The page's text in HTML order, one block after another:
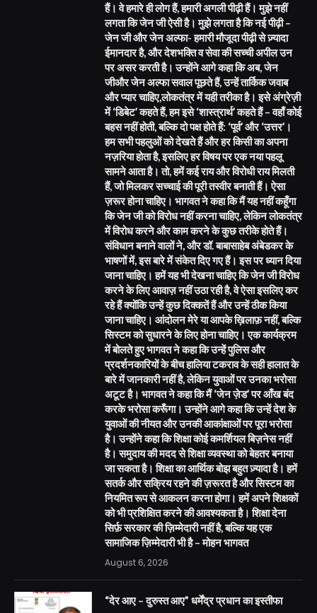
हैं। वे हमारे ही लोग हैं, हमारी अगली पीढ़ी हैं। मुझे नहीं
लगता कि जेन जी ऐसी है। मुझे लगता है कि नई पीढ़ी –
जेन जी और जेन अल्फा- हमारी मौजूदा पीढ़ी से ज़्यादा
ईमानदार है, और देशभक्ति व सेवा की सच्ची अपील उन
पर असर करती है। उन्होंने आगे कहा कि अब, जेन
जीऔर जेन अल्फा सवाल पूछते हैं, उन्हें तार्किक जवाब
और प्यार चाहिए,लोकतंत्र में यही तरीका है। इसे अंग्रेज़ी
में ‘डिबेट’ कहते हैं, हम इसे ‘शास्त्रार्थ’ कहते हैं – वहाँ कोई
बहस नहीं होती, बल्कि दो पक्ष होते हैं: ‘पूर्व’ और ‘उत्तर’।
हम सभी पहलुओं को देखते हैं और हर किसी का अपना
नज़रिया होता है, इसलिए हर विषय पर एक नया पहलू
सामने आता है। तो, हमें कई राय और विरोधी राय मिलती
हैं, जो मिलकर सच्चाई की पूरी तस्वीर बनाती हैं। ऐसा
ज़रूर होना चाहिए। भागवत ने कहा कि मैं यह नहीं कहूँगा
कि जेन जी को विरोध नहीं करना चाहिए, लेकिन लोकतंत्र
में विरोध करने और काम करने के कुछ तरीके होते हैं।
संविधान बनाने वालों ने, और डॉ. बाबासाहेब अंबेडकर के
भाषणों में, इस बारे में संकेत दिए गए हैं। इस पर ध्यान दिया
जाना चाहिए। हमें यह भी देखना चाहिए कि जेन जी विरोध
करने के लिए आवाज़ नहीं उठा रही है, वे ऐसा इसलिए कर
रहे हैं क्योंकि उन्हें कुछ दिक्कतें हैं और उन्हें ठीक किया
जाना चाहिए। आंदोलन मेरे या आपके ख़िलाफ़ नहीं, बल्कि
सिस्टम को सुधारने के लिए होना चाहिए। एक कार्यक्रम
में बोलते हुए भागवत ने कहा कि उन्हें पुलिस और
प्रदर्शनकारियों के बीच हालिया टकराव के सही हालात के
बारे में जानकारी नहीं है, लेकिन युवाओं पर उनका भरोसा
अटूट है। भागवत ने कहा कि मैं ‘जेन ज़ेड’ पर आँख बंद
करके भरोसा करूँगा। उन्होंने आगे कहा कि उन्हें देश के
युवाओं की नीयत और उनकी आकांक्षाओं पर पूरा भरोसा
है। उन्होंने कहा कि शिक्षा कोई कमर्शियल बिज़नेस नहीं
है। समुदाय की मदद से शिक्षा व्यवस्था को बेहतर बनाया
जा सकता है। शिक्षा का आर्थिक बोझ बहुत ज़्यादा है। हमें
सतर्क और सक्रिय रहने की ज़रूरत है और सिस्टम का
नियमित रूप से आकलन करना होगा। हमें अपने शिक्षकों
को भी प्रशिक्षित करने की आवश्यकता है। शिक्षा देना
सिर्फ़ सरकार की ज़िम्मेदारी नहीं है, बल्कि यह एक
सामाजिक ज़िम्मेदारी भी है – मोहन भागवत
August 6, 2026
“देर आए – दुरुस्त आए” धर्मेंद्र प्रधान का इस्तीफा